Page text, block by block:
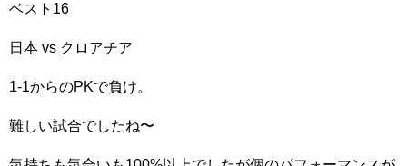
ベスト16
日本 vs クロアチア
1-1からのPKで負け。
難しい試合でしたね〜